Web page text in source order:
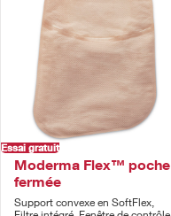
Essai gratuit
Moderma Flex™ poche
fermée
Support convexe en SoftFlex,